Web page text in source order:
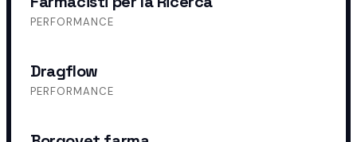
PERFORMANCE
Dragflow
PERFORMANCE